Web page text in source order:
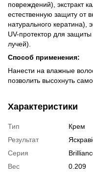
повреждений), экстракт
естественную защиту от
натурального кератина),
UV-протектор для
лучей).
Способ применения:
Нанести на влажные
позволить высохнуть
Характеристики
Тип
Крем
Результат
Серия
Вес
0.209